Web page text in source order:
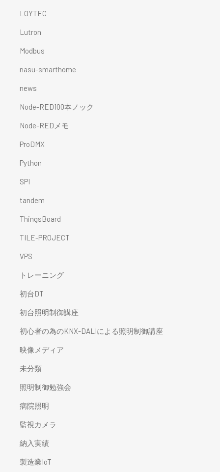
LOYTEC
Lutron
Modbus
nasu-smarthome
news
Node-RED100本ノック
Node-REDメモ
ProDMX
Python
SPI
tandem
ThingsBoard
TILE-PROJECT
VPS
トレーニング
初台DT
初台照明制御講座
初心者の為のKNX-DALIによる照明制御講座
映像メディア
未分類
照明制御勉強会
病院照明
監視カメラ
納入実績
製造業IoT